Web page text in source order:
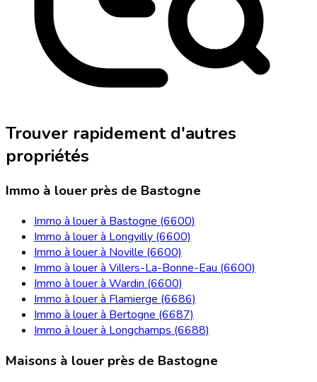
Trouver rapidement d'autres
propriétés
Immo à louer près de Bastogne
Immo à louer à Bastogne (6600)
Immo à louer à Longvilly (6600)
Immo à louer à Noville (6600)
Immo à louer à Villers-La-Bonne-Eau (6600)
Immo à louer à Wardin (6600)
Immo à louer à Flamierge (6686)
Immo à louer à Bertogne (6687)
Immo à louer à Longchamps (6688)
Maisons à louer près de Bastogne